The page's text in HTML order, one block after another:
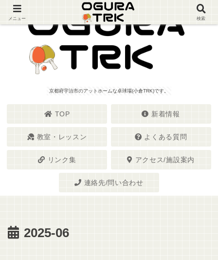
京都府宇治市のアットホームな卓球場(小倉TRK)です。
TOP 新着情報
教室・レッスン よくある質問
リンク集 アクセス/施設案内
連絡先/問い合わせ
2025-06
メニュー 検索